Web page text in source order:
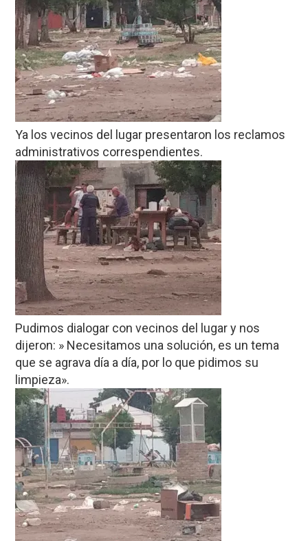
Ya los vecinos del lugar presentaron los reclamos
administrativos correspendientes.
Pudimos dialogar con vecinos del lugar y nos
dijeron: » Necesitamos una solución, es un tema
que se agrava día a día, por lo que pidimos su
limpieza».